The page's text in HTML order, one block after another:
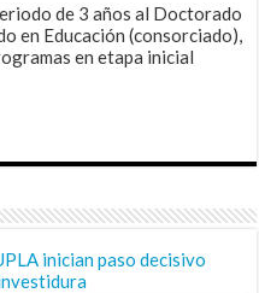
de 3 años al Doctorado
en Educación (consorciado),
en etapa inicial
inician paso decisivo